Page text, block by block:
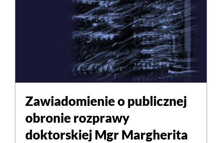
Zawiadomienie o publicznej
obronie rozprawy
doktorskiej Mgr Margherita